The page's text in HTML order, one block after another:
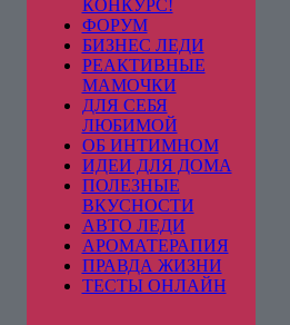
КОНКУРС!
ФОРУМ
БИЗНЕС ЛЕДИ
РЕАКТИВНЫЕ
МАМОЧКИ
ДЛЯ СЕБЯ
ЛЮБИМОЙ
ОБ ИНТИМНОМ
ИДЕИ ДЛЯ ДОМА
ПОЛЕЗНЫЕ
ВКУСНОСТИ
АВТО ЛЕДИ
АРОМАТЕРАПИЯ
ПРАВДА ЖИЗНИ
ТЕСТЫ ОНЛАЙН